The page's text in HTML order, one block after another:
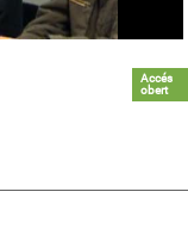
Accés
obert